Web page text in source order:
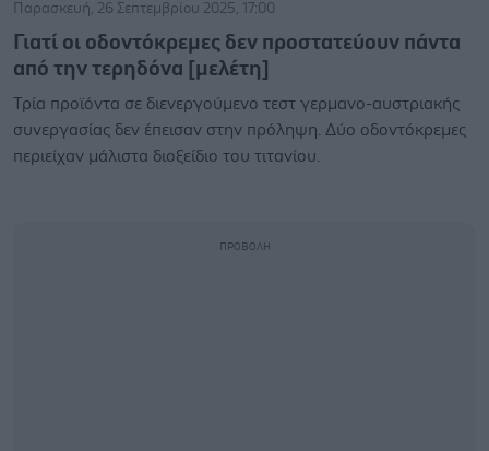
Παρασκευή, 26 Σεπτεμβρίου 2025, 17:00
Γιατί οι οδοντόκρεμες δεν προστατεύουν πάντα
από την τερηδόνα [μελέτη]
Τρία προϊόντα σε διενεργούμενο τεστ γερμανο-αυστριακής
συνεργασίας δεν έπεισαν στην πρόληψη. Δύο οδοντόκρεμες
περιείχαν μάλιστα διοξείδιο του τιτανίου.